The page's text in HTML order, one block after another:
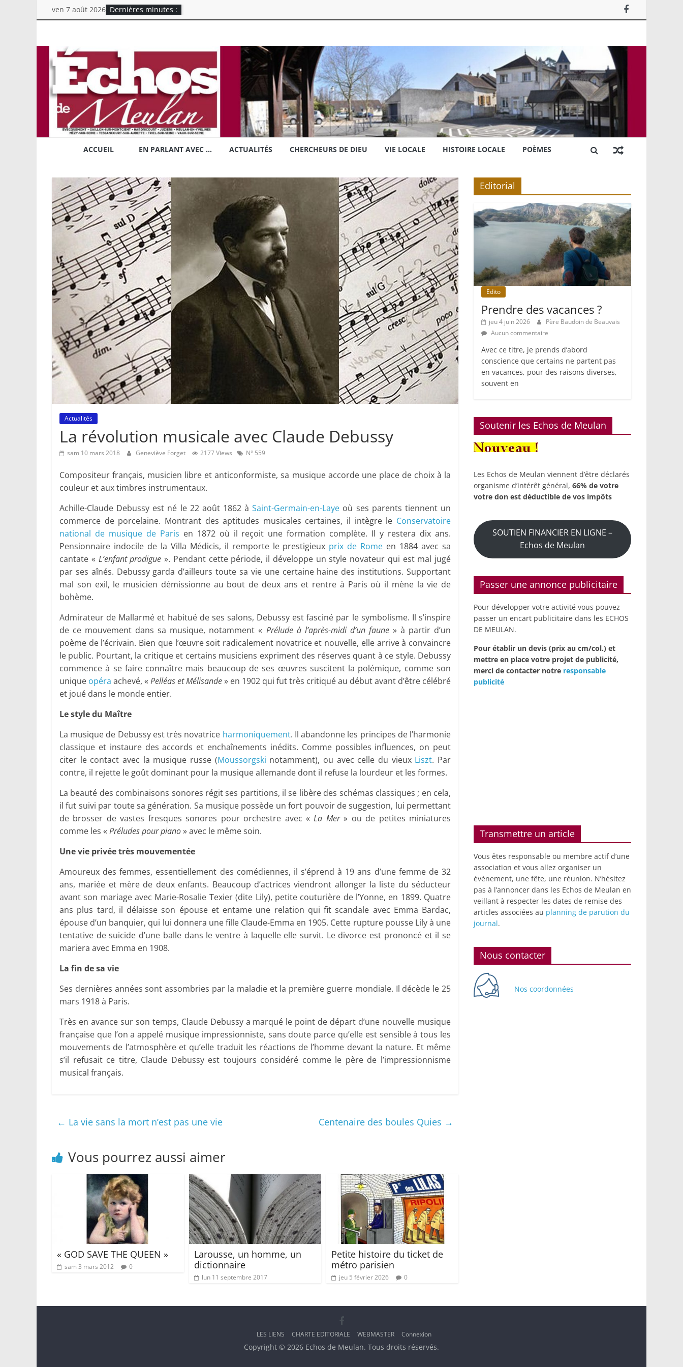
to
ven 7 août 2026 Dernières minutes :
Echos
de
Meulan
Mensuel
chrétien
d'information
Rive
Droite
ACCUEIL EN PARLANT AVEC … ACTUALITÉS CHERCHEURS DE DIEU VIE LOCALE HISTOIRE LOCALE POÈMES
Actualités
La révolution musicale avec Claude Debussy
sam 10 mars 2018 Geneviève Forget 2177 Views N° 559
Compositeur français, musicien libre et anticonformiste, sa musique accorde une place de choix à la
couleur et aux timbres instrumentaux.
Achille-Claude Debussy est né le 22 août 1862 àSaint-Germain-en-Laye où ses parents tiennent un
commerce de porcelaine. Montrant des aptitudes musicales certaines, il intègre le Conservatoire
national de musique de Paris en 1872 où il reçoit une formation complète. Il y restera dix ans.
Pensionnaire indocile de la Villa Médicis, il remporte le prestigieux prix de Rome en 1884 avec sa
cantate « L’enfant prodigue ». Pendant cette période, il développe un style novateur qui est mal jugé
par ses aînés. Debussy garda d’ailleurs toute sa vie une certaine haine des institutions. Supportant
mal son exil, le musicien démissionne au bout de deux ans et rentre à Paris où il mène la vie de
bohème.
Admirateur de Mallarmé et habitué de ses salons, Debussy est fasciné par le symbolisme. Il s’inspire
de ce mouvement dans sa musique, notamment « Prélude à l’après-midi d’un faune» à partir d’un
poème de l’écrivain. Bien que l’œuvre soit radicalement novatrice et nouvelle, elle arrive à convaincre
le public. Pourtant, la critique et certains musiciens expriment des réserves quant à ce style. Debussy
commence à se faire connaître mais beaucoup de ses œuvres suscitent la polémique, comme son
unique opéra achevé, « Pelléas et Mélisande» en 1902 qui fut très critiqué au début avant d’être célébré
et joué dans le monde entier.
Le style du Maître
La musique de Debussy est très novatrice harmoniquement. Il abandonne les principes de l’harmonie
classique et instaure des accords et enchaînements inédits. Comme possibles influences, on peut
citer le contact avec la musique russe (Moussorgski notamment), ou avec celle du vieux Liszt. Par
contre, il rejette le goût dominant pour la musique allemande dont il refuse la lourdeur et les formes.
La beauté des combinaisons sonores régit ses partitions, il se libère des schémas classiques ; en cela,
il fut suivi par toute sa génération. Sa musique possède un fort pouvoir de suggestion, lui permettant
de brosser de vastes fresques sonores pour orchestre avec «La Mer» ou de petites miniatures
comme les « Préludes pour piano» avec le même soin.
Une vie privée très mouvementée
Amoureux des femmes, essentiellement des comédiennes, il s’éprend à 19 ans d’une femme de 32
ans, mariée et mère de deux enfants. Beaucoup d’actrices viendront allonger la liste du séducteur
avant son mariage avec Marie-Rosalie Texier (dite Lily), petite couturière de l’Yonne, en 1899. Quatre
ans plus tard, il délaisse son épouse et entame une relation qui fit scandale avec Emma Bardac,
épouse d’un banquier, qui lui donnera une fille Claude-Emma en 1905. Cette rupture pousse Lily à une
tentative de suicide d’une balle dans le ventre à laquelle elle survit. Le divorce est prononcé et il se
mariera avec Emma en 1908.
La fin de sa vie
Ses dernières années sont assombries par la maladie et la première guerre mondiale. Il décède le 25
mars 1918 à Paris.
Très en avance sur son temps, Claude Debussy a marqué le point de départ d’une nouvelle musique
française que l’on a appelé musique impressionniste, sans doute parce qu’elle est sensible à tous les
mouvements de l’atmosphère et qu’elle traduit les réactions de l’homme devant la nature. Et même
s’il refusait ce titre, Claude Debussy est toujours considéré comme le père de l’impressionnisme
musical français.
← La vie sans la mort n’est pas une vie Centenaire des boules Quies →
Vous pourrez aussi aimer
« GOD SAVE THE QUEEN »
sam 3 mars 2012 0
Larousse, un homme, un
dictionnaire
lun 11 septembre 2017
Petite histoire du ticket de
métro parisien
jeu 5 février 2026 0
Editorial
Edito
Prendre des vacances ?
jeu 4 juin 2026
Père Baudoin de Beauvais
Aucun commentaire
Avec ce titre, je prends d’abord
conscience que certains ne partent pas
en vacances, pour des raisons diverses,
souvent en
Soutenir les Echos de Meulan
Les Echos de Meulan viennent d’être déclarés
organisme d’intérêt général, 66% de votre
votre don est déductible de vos impôts
SOUTIEN FINANCIER EN LIGNE –
Echos de Meulan
Passer une annonce publicitaire
Pour développer votre activité vous pouvez
passer un encart publicitaire dans les ECHOS
DE MEULAN.
Pour établir un devis (prix au cm/col.) et
mettre en place votre projet de publicité,
merci de contacter notre responsable
publicité
Transmettre un article
Vous êtes responsable ou membre actif d’une
association et vous allez organiser un
évènement, une fête, une réunion. N’hésitez
pas à l’annoncer dans les Echos de Meulan en
veillant à respecter les dates de remise des
articles associées au planning de parution du
journal.
Nous contacter
Nos coordonnées
LES LIENS CHARTE EDITORIALE WEBMASTER Connexion
Copyright © 2026 Echos de Meulan. Tous droits réservés.